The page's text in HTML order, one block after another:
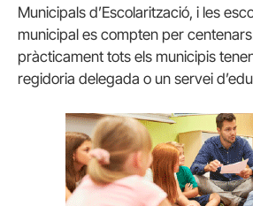
Municipals d’Escolarització, i les
municipal es compten per
pràcticament tots els municipis
regidoria delegada o un servei